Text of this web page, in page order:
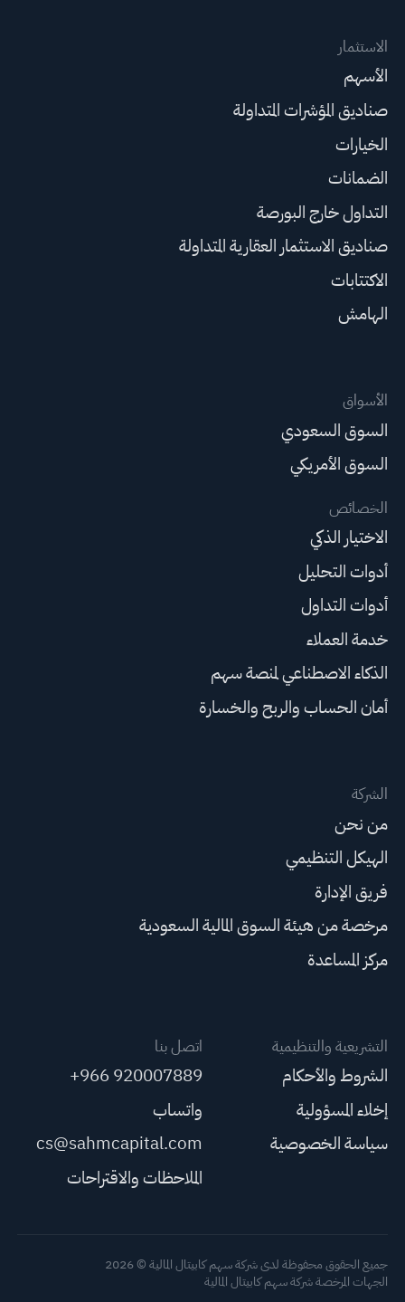
الاستثمار
الأسهم
صناديق المؤشرات المتداولة
الخيارات
الضمانات
التداول خارج البورصة
صناديق الاستثمار العقارية المتداولة
الاكتتابات
الهامش
الأسواق
السوق السعودي
السوق الأمريكي
الخصائص
الاختيار الذكي
أدوات التحليل
أدوات التداول
خدمة العملاء
الذكاء الاصطناعي لمنصة سهم
أمان الحساب والربح والخسارة
الشركة
من نحن
الهيكل التنظيمي
فريق الإدارة
مرخصة من هيئة السوق المالية السعودية
مركز المساعدة
التشريعية والتنظيمية
الشروط والأحكام
إخلاء المسؤولية
سياسة الخصوصية
اتصل بنا
+966 920007889
واتساب
cs@sahmcapital.com
الملاحظات والاقتراحات
جميع الحقوق محفوظة لدى شركة سهم كابيتال المالية © 2026
الجهات المرخصة شركة سهم كابيتال المالية